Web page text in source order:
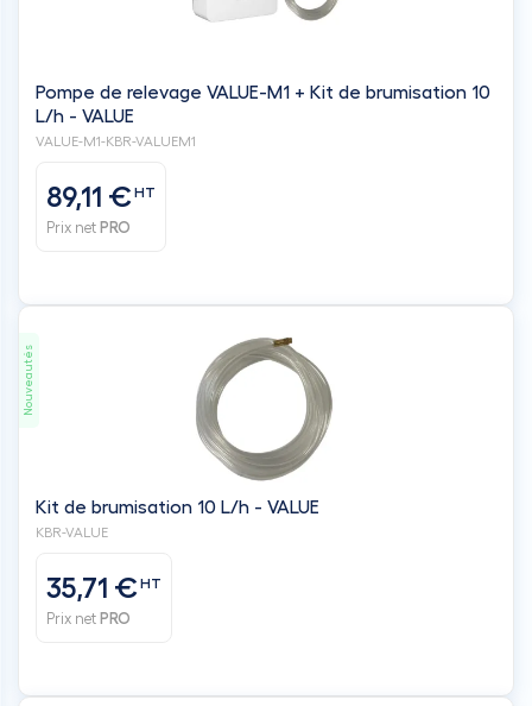
Pompe de relevage VALUE-M1 + Kit de brumisation 10
L/h - VALUE
VALUE-M1-KBR-VALUEM1
89,11 €HT
Prix net PRO
Nouveautés
Kit de brumisation 10 L/h - VALUE
KBR-VALUE
35,71 €HT
Prix net PRO